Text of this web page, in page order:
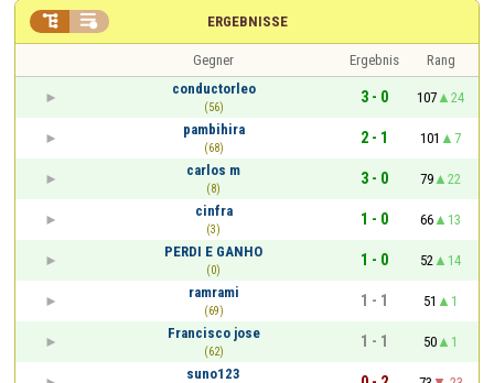
ERGEBNISSE
 
Gegner Ergebnis
Rang
conductorleo
(56)
3 - 0 107
24
pambihira
(68)
2 - 1 101
7
carlos m
(8)
3 - 0 79
22
cinfra
(3)
1 - 0 66
13
PERDI E GANHO
(0)
1 - 0 52
14
ramrami
(69)
1 - 1 51
1
Francisco jose
(62)
1 - 1 50
1
suno123